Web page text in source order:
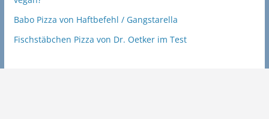
Babo Pizza von Haftbefehl / Gangstarella
Fischstäbchen Pizza von Dr. Oetker im Test